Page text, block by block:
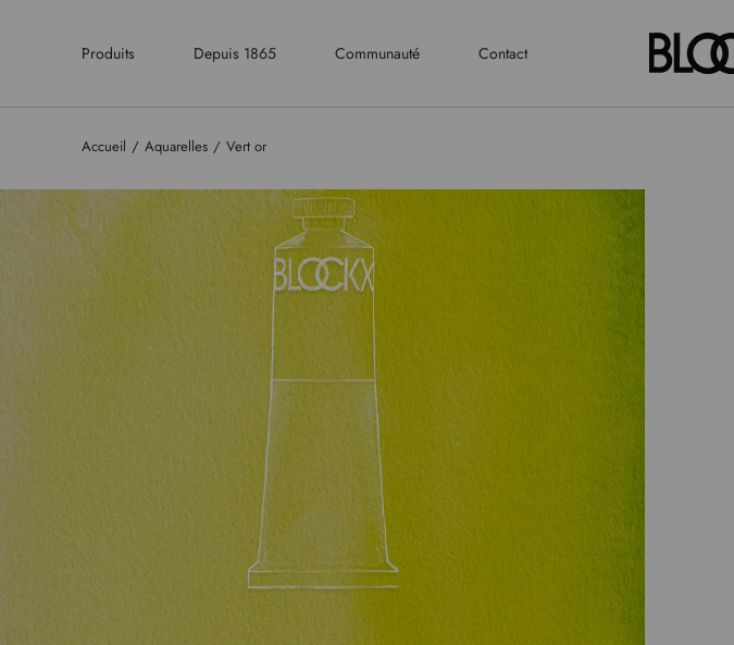
Produits Depuis 1865 Communauté Contact
Accueil Aquarelles Vert or